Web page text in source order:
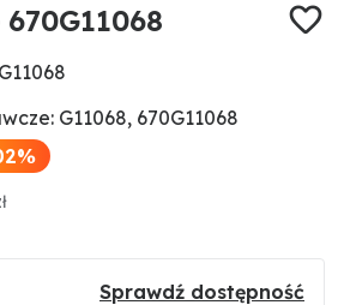
G11068, 670G11068
Sprawdź dostępność